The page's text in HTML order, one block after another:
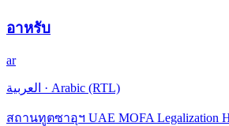
อาหรับ
ar
العربية · Arabic (RTL)
สถานทูตซาอุฯ UAE MOFA Legalization